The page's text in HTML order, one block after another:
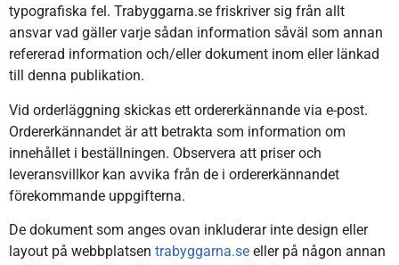
typografiska fel. Trabyggarna.se friskriver sig från allt
ansvar vad gäller varje sådan information såväl som annan
refererad information och/eller dokument inom eller länkad
till denna publikation.
Vid orderläggning skickas ett ordererkännande via e-post.
Ordererkännandet är att betrakta som information om
innehållet i beställningen. Observera att priser och
leveransvillkor kan avvika från de i ordererkännandet
förekommande uppgifterna.
De dokument som anges ovan inkluderar inte design eller
layout på webbplatsen trabyggarna.se eller på någon annan